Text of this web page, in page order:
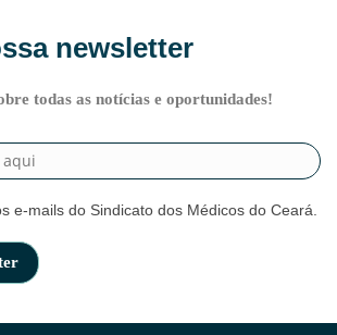
newsletter
todas as notícias e oportunidades!
e-mails do Sindicato dos Médicos do Ceará.